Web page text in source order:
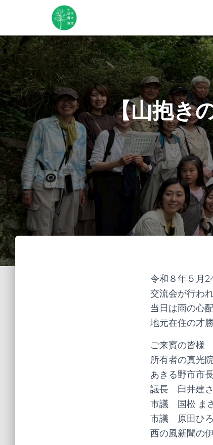
【山抱き
令和８年５月
交流会が行わ
当日は雨の心
地元在住の才
ご来賓の皆様
所有者の真光
あきる野市市
議長 臼井建
市議 国松 ま
市議 原田ひろ
西の風新聞の